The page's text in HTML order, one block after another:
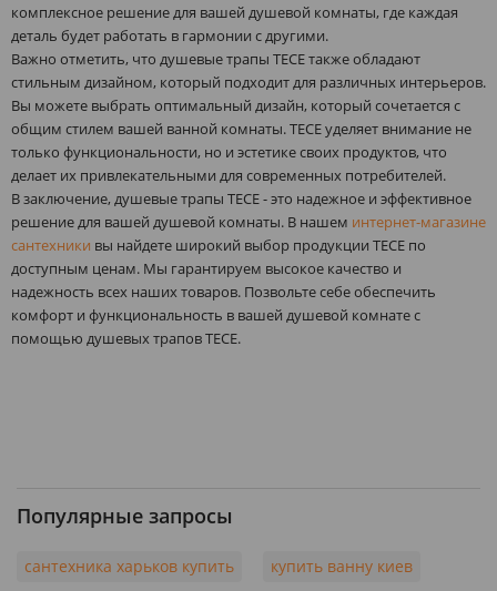
комплексное решение для вашей душевой комнаты, где каждая
деталь будет работать в гармонии с другими.
Важно отметить, что душевые трапы TECE также обладают
стильным дизайном, который подходит для различных интерьеров.
Вы можете выбрать оптимальный дизайн, который сочетается с
общим стилем вашей ванной комнаты. TECE уделяет внимание не
только функциональности, но и эстетике своих продуктов, что
делает их привлекательными для современных потребителей.
В заключение, душевые трапы TECE - это надежное и эффективное
решение для вашей душевой комнаты. В нашем интернет-магазине
сантехники вы найдете широкий выбор продукции TECE по
доступным ценам. Мы гарантируем высокое качество и
надежность всех наших товаров. Позвольте себе обеспечить
комфорт и функциональность в вашей душевой комнате с
помощью душевых трапов TECE.
Популярные запросы
сантехника харьков купить купить ванну киев